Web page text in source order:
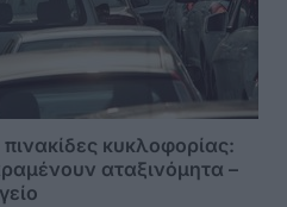
κυκλοφορίας:
αταξινόμητα –